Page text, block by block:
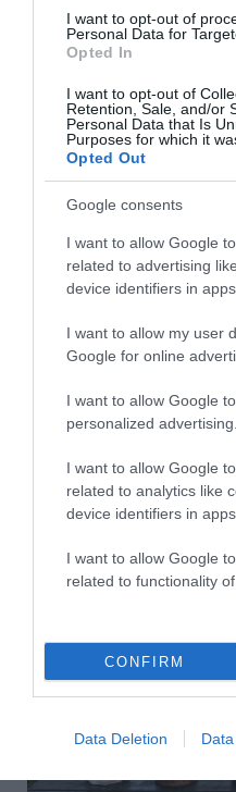
I want to opt-out of
Personal Data for
Opted In
I want to opt-out of
Retention, Sale, and/or
Personal Data that Is
Purposes for which it
Opted Out
Google consents
I want to allow Google
related to advertising
device identifiers in apps.
I want to allow my user
Google for online
I want to allow Google
personalized advertising.
I want to allow Google
related to analytics like
device identifiers in apps.
I want to allow Google
related to functionality
CONFIRM
Data Deletion
Címkék: esküvő
Korábbi bejegyzések
HASONLÓ BEJEGYZÉSEK
2026-08-06.
3 ok, amiért egy idősebb